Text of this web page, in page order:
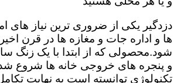
دزدگیر یکی از ضروری ترین نیاز های
ها و اداره جات و مغازه ها در قرن
شود.محصولی که از ابتدا با یک زنگ
و پنجره های خروجی خانه ها شروع
تکنولوژی توانسته است به نهایت